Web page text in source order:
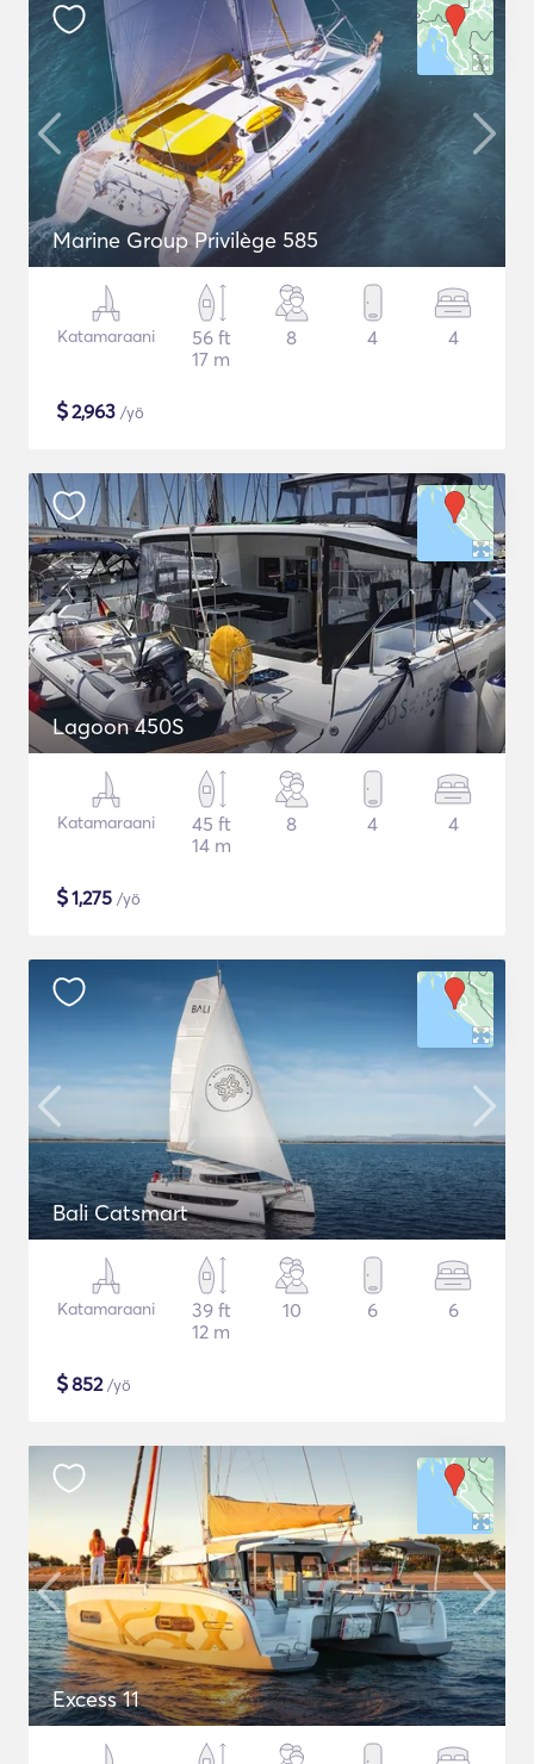
Marine Group Privilège 585
Katamaraani
56 ft
17 m
8 4 4
$2,963 /yö
Lagoon 450S
Katamaraani
45 ft
14 m
8 4 4
$1,275 /yö
Bali Catsmart
Katamaraani
39 ft
12 m
10 6 6
$852/yö
Excess 11